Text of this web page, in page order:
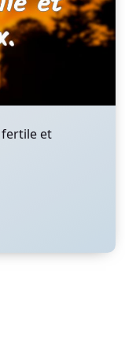
fertile et